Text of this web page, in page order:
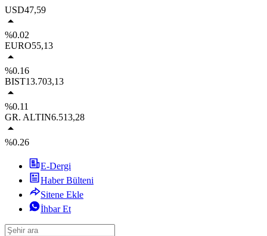
USD47,59
%0.02
EURO55,13
%0.16
BIST13.703,13
%0.11
GR. ALTIN6.513,28
%0.26
E-Dergi
Haber Bülteni
Sitene Ekle
İhbar Et